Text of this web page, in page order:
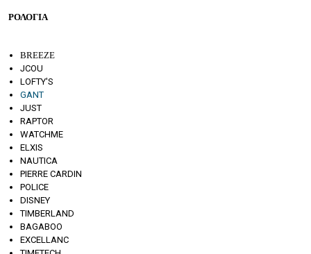
ΡΟΛΟΓΙΑ
BREEZE
JCOU
LOFTY'S
GANT
JUST
RAPTOR
WATCHME
ELXIS
NAUTICA
PIERRE CARDIN
POLICE
DISNEY
TIMBERLAND
BAGABOO
EXCELLANC